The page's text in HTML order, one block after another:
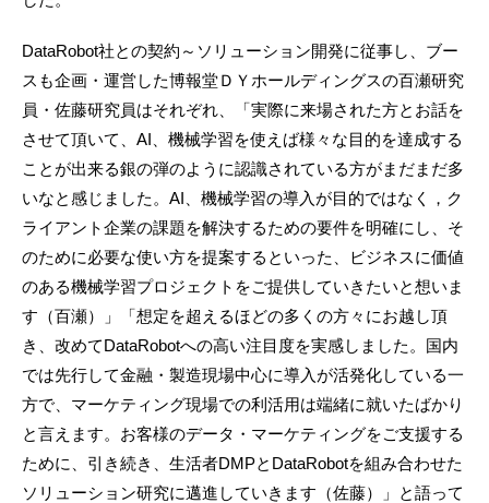
DataRobot社との契約～ソリューション開発に従事し、ブー
スも企画・運営した博報堂ＤＹホールディングスの百瀬研究
員・佐藤研究員はそれぞれ、「実際に来場された方とお話を
させて頂いて、AI、機械学習を使えば様々な目的を達成する
ことが出来る銀の弾のように認識されている方がまだまだ多
いなと感じました。AI、機械学習の導入が目的ではなく，ク
ライアント企業の課題を解決するための要件を明確にし、そ
のために必要な使い方を提案するといった、ビジネスに価値
のある機械学習プロジェクトをご提供していきたいと想いま
す（百瀬）」「想定を超えるほどの多くの方々にお越し頂
き、改めてDataRobotへの高い注目度を実感しました。国内
では先行して金融・製造現場中心に導入が活発化している一
方で、マーケティング現場での利活用は端緒に就いたばかり
と言えます。お客様のデータ・マーケティングをご支援する
ために、引き続き、生活者DMPとDataRobotを組み合わせた
ソリューション研究に邁進していきます（佐藤）」と語って